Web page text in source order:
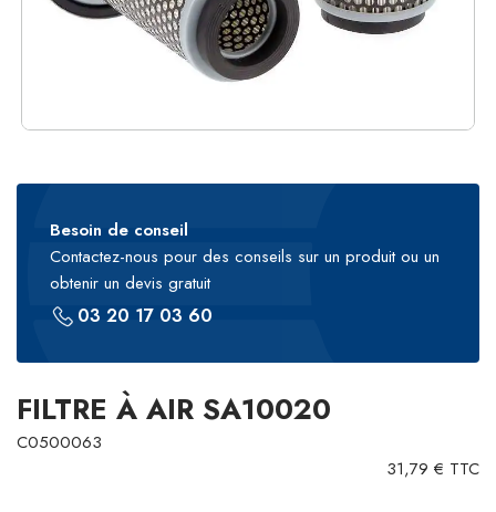
Besoin de conseil
Contactez-nous pour des conseils sur un produit ou un
obtenir un devis gratuit
03 20 17 03 60
FILTRE À AIR SA10020
C0500063
31,79 € TTC